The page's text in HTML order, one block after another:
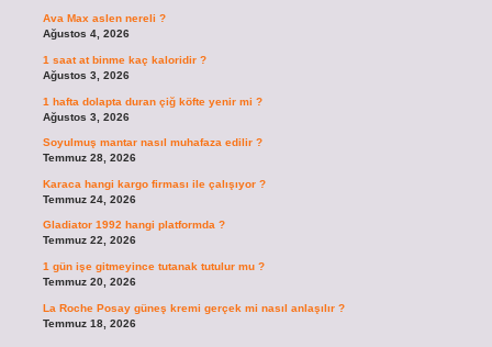
Ava Max aslen nereli ?
Ağustos 4, 2026
1 saat at binme kaç kaloridir ?
Ağustos 3, 2026
1 hafta dolapta duran çiğ köfte yenir mi ?
Ağustos 3, 2026
Soyulmuş mantar nasıl muhafaza edilir ?
Temmuz 28, 2026
Karaca hangi kargo firması ile çalışıyor ?
Temmuz 24, 2026
Gladiator 1992 hangi platformda ?
Temmuz 22, 2026
1 gün işe gitmeyince tutanak tutulur mu ?
Temmuz 20, 2026
La Roche Posay güneş kremi gerçek mi nasıl anlaşılır ?
Temmuz 18, 2026